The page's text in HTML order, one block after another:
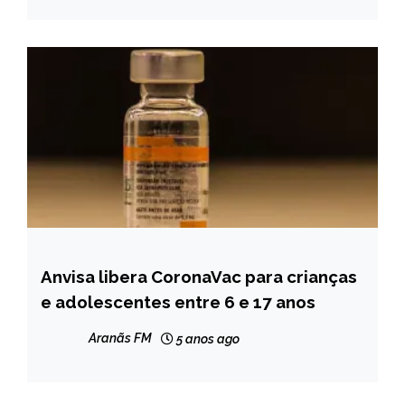
BRASIL
NOTÍCIAS
Anvisa libera CoronaVac para crianças
e adolescentes entre 6 e 17 anos
Aranãs FM 5 anos ago